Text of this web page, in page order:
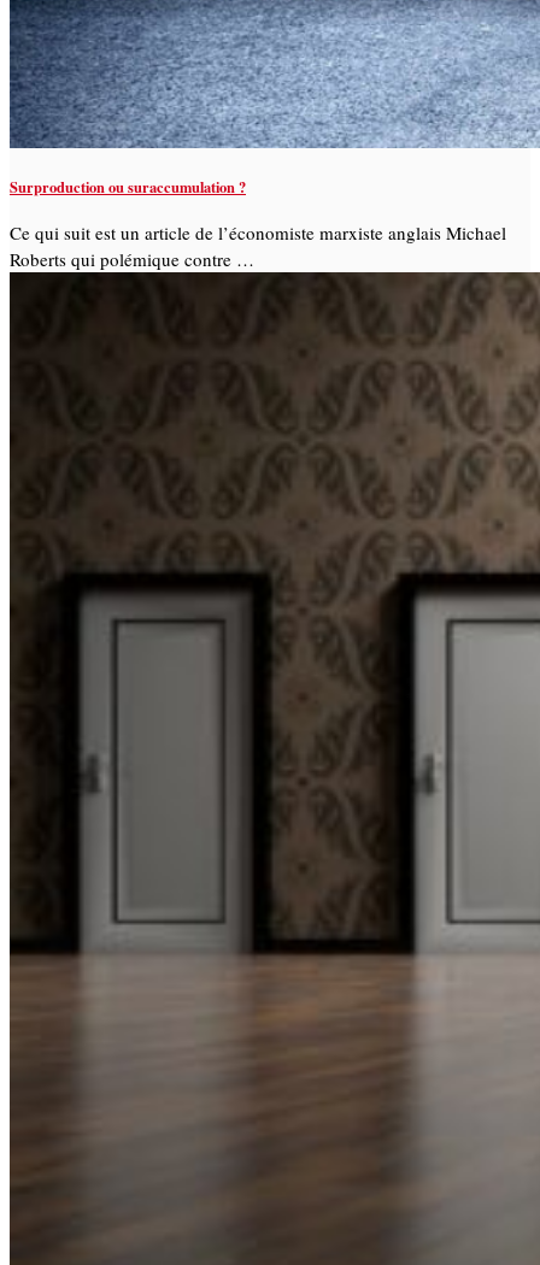
Surproduction ou suraccumulation ?
Ce qui suit est un article de l’économiste marxiste anglais Michael
Roberts qui polémique contre …